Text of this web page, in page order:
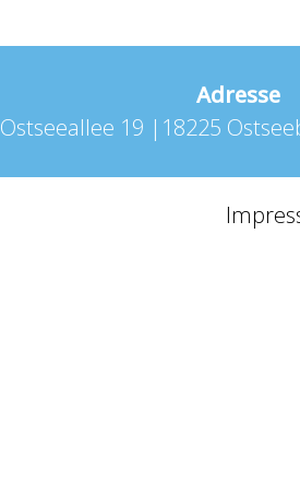
Adresse
Ostseeallee 19 |18225